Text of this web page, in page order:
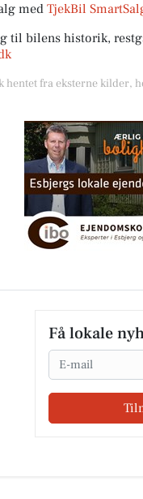
med TjekBil
til bilens historik,
hentet fra eksterne kilder,
Få lokale
Email